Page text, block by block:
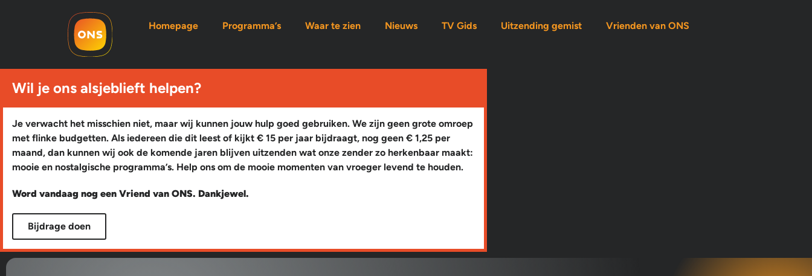
Homepage Programma’s Waar te zien Nieuws TV Gids Uitzending gemist Vrienden van ONS
Wil je ons alsjeblieft helpen?
Je verwacht het misschien niet, maar wij kunnen jouw hulp goed gebruiken. We zijn geen grote omroep
met flinke budgetten. Als iedereen die dit leest of kijkt € 15 per jaar bijdraagt, nog geen € 1,25 per
maand, dan kunnen wij ook de komende jaren blijven uitzenden wat onze zender zo herkenbaar maakt:
mooie en nostalgische programma’s. Help ons om de mooie momenten van vroeger levend te houden.
Word vandaag nog een Vriend van ONS. Dankjewel.
Bijdrage doen